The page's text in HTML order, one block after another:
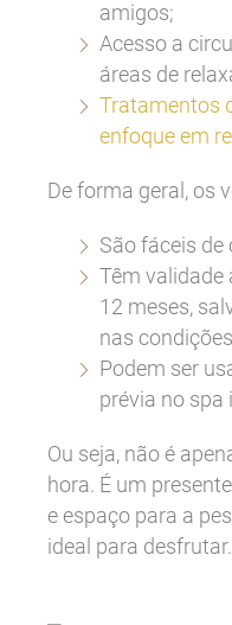
amigos;
Acesso a
áreas de
Tratamentos
enfoque em
De forma geral, os
São fáceis
Têm validade
12 meses,
nas
Podem ser
prévia no spa
Ou seja, não é
hora. É um
e espaço para a
ideal para desfrutar.